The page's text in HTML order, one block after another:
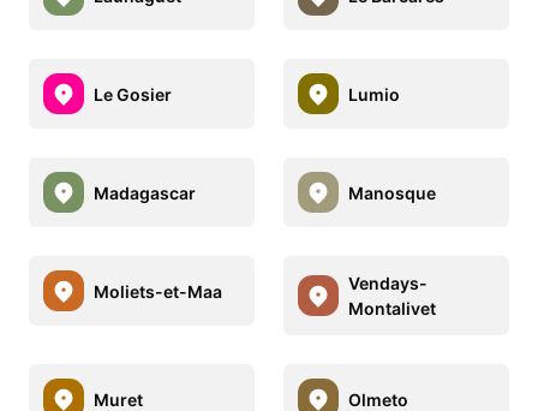
Le Gosier Lumio
Madagascar Manosque
Moliets-et-Maa
Vendays-
Montalivet
Muret Olmeto